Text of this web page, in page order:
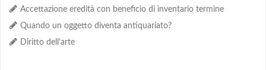
Accettazione eredità con beneficio di inventario termine
Quando un oggetto diventa antiquariato?
Diritto dell’arte